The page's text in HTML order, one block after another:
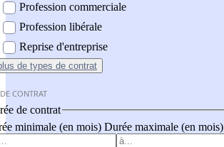
Profession commerciale
Profession libérale
Reprise d'entreprise
de types de contrat
CONTRAT
de contrat
minimale (en mois) Durée maximale (en mois)